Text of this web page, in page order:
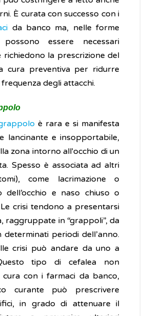
È curata con successo con i
da banco ma, nelle forme
essere necessari
richiedono la prescrizione del
cura preventiva per ridurre
frequenza degli attacchi.
è rara e si manifesta
lancinante e insopportabile,
zona intorno all'occhio di un
Spesso è associata ad altri
come lacrimazione o
dell’occhio e naso chiuso o
crisi tendono a presentarsi
raggruppate in “grappoli”, da
determinati periodi dell’anno.
crisi può andare da uno a
tipo di cefalea non
con i farmaci da banco,
curante può prescrivere
in grado di attenuare il